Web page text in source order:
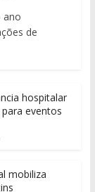
ano
de
hospitalar
eventos
mobiliza